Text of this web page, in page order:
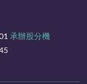
承辦股分機